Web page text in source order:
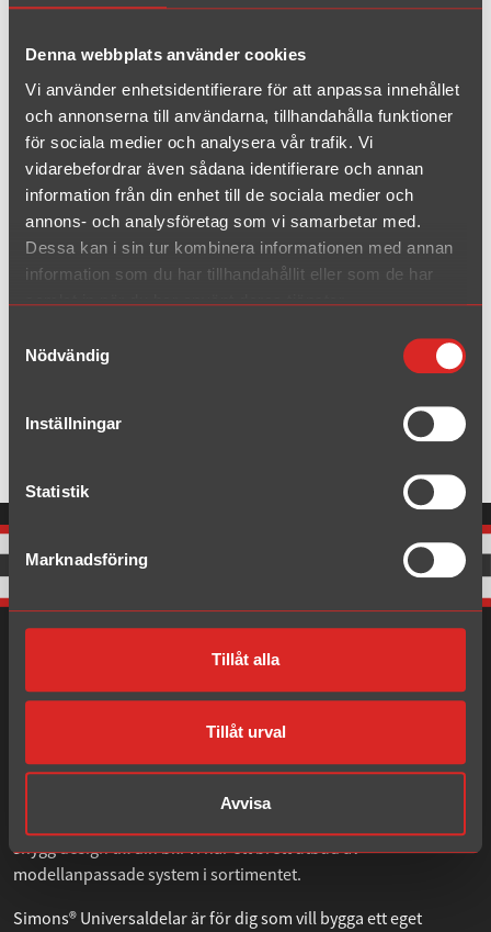
Denna webbplats använder cookies
Vi använder enhetsidentifierare för att anpassa innehållet
och annonserna till användarna, tillhandahålla funktioner
för sociala medier och analysera vår trafik. Vi
vidarebefordrar även sådana identifierare och annan
information från din enhet till de sociala medier och
annons- och analysföretag som vi samarbetar med.
Dessa kan i sin tur kombinera informationen med annan
information som du har tillhandahållit eller som de har
samlat in när du har använt deras tjänster.
Nödvändig
Inställningar
Statistik
Marknadsföring
Tillåt alla
Tillåt urval
Avvisa
Kan ni bygga ett avgassystem bara för min bil?
Det droppar vatten från min dämpare, är det något
fel?
Det är rostfläckar på mina ändrör eller andra rostfria
delar. Är det inte rostfritt?
Simons Universal
Är det inner- eller yttermått som avses på rördelar?
Om Simons
snygg design till din bil. Vi har ett brett utbud av
modellanpassade system i sortimentet.
Simons® Universaldelar är för dig som vill bygga ett eget